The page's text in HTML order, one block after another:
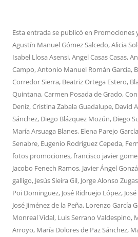
Esta entrada se publicó en Promociones
Agustín Manuel Gómez Salcedo,Alicia
Isabel Llosa Asensi,Angel Casas Casas,
Campo,Antonio Manuel Román García,
Corredor Sierra, Beatriz Ortega Estero,
Quintana,Carmen Posada de Grado,
Deníz,Cristina Zabala Guadalupe, David
Sánchez, Diego Blázquez Mozún, Diego
María Arsuaga Blanes, Elena Parejo Garcla
Senabre, Eugenio Rodríguez Cepeda,
fotos promociones,francisco javier
Jacobo Fenech Ramos, Javier Ángel
galligo, Jesús Sieira Gil, Jorge Alonso
Poi Dominguez, José Ridruejo López,
José Jiménez de la Peña, Lorenzo García
Monreal Vidal, Luis Serrano Valdespino,
Arroyo, María Dolores de Paz Sánchez,